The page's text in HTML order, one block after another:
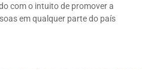
com o intuito de promover a
em qualquer parte do país